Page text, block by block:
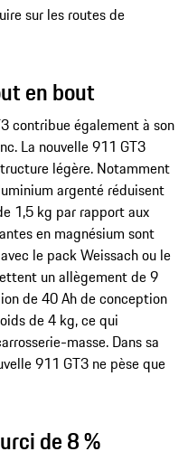
sur les routes de
en bout
contribue également à son
La nouvelle 911 GT3
légère. Notamment
argenté réduisent
1,5 kg par rapport aux
en magnésium sont
le pack Weissach ou le
un allègement de 9
de 40 Ah de conception
de 4 kg, ce qui
masse. Dans sa
911 GT3 ne pèse que
de 8 %